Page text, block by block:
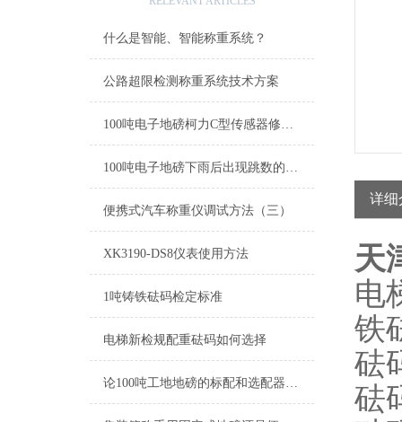
什么是智能、智能称重系统？
公路超限检测称重系统技术方案
100吨电子地磅柯力C型传感器修改地址方法
100吨电子地磅下雨后出现跳数的原因
便携式汽车称重仪调试方法（三）
XK3190-DS8仪表使用方法
1吨铸铁砝码检定标准
电梯新检规配重砝码如何选择
论100吨工地地磅的标配和选配器件有哪些
详细
天
电
铁
砝
砝